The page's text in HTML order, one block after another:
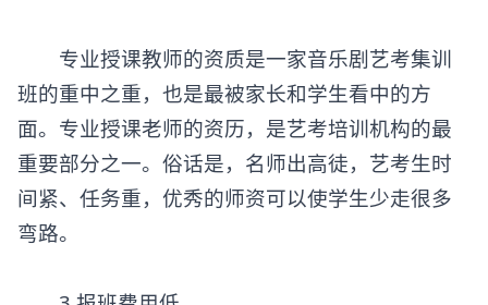
专业授课教师的资质是一家音乐剧艺考集训
班的重中之重，也是最被家长和学生看中的方
面。专业授课老师的资历，是艺考培训机构的最
重要部分之一。俗话是，名师出高徒，艺考生时
间紧、任务重，优秀的师资可以使学生少走很多
弯路。